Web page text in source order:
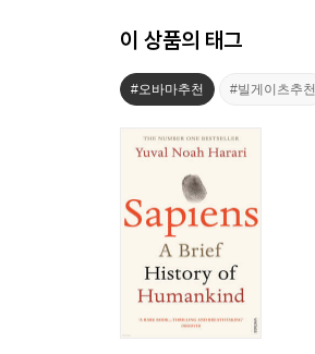
이 상품의 태그
#오바마추천 #빌게이츠추천